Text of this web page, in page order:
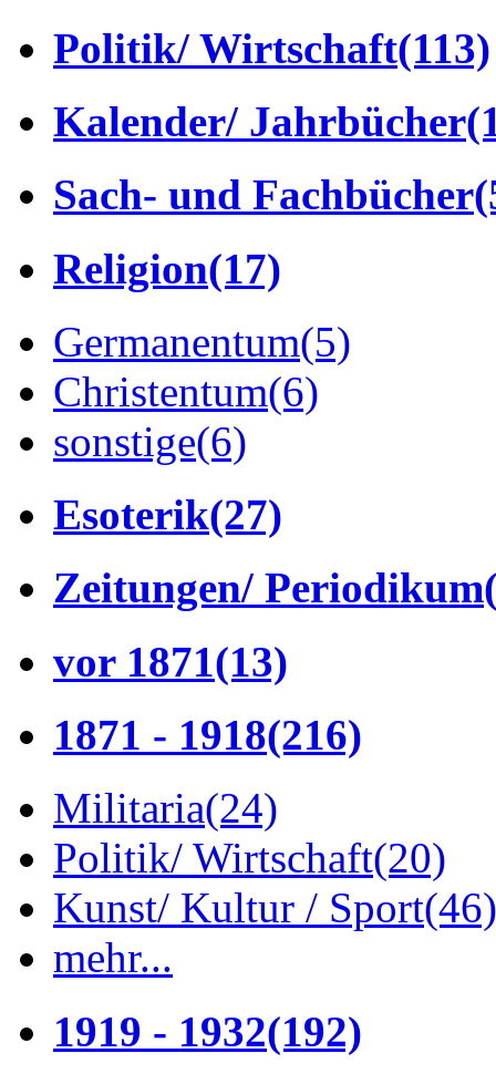
Politik/ Wirtschaft(113)
Kalender/ Jahrbücher
Sach- und Fachbücher
Religion(17)
Germanentum(5)
Christentum(6)
sonstige(6)
Esoterik(27)
Zeitungen/ Periodikum
vor 1871(13)
1871 - 1918(216)
Militaria(24)
Politik/ Wirtschaft(20)
Kunst/ Kultur / Sport(46)
mehr...
1919 - 1932(192)